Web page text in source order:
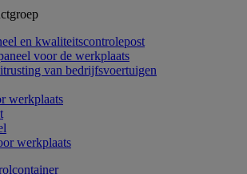
en kwaliteitscontrolepost
voor de werkplaats
van bedrijfsvoertuigen
werkplaats
werkplaats